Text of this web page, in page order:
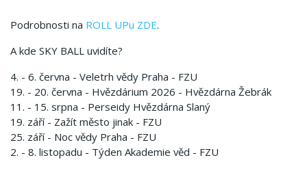
Podrobnosti na ROLL UPu ZDE.
A kde SKY BALL uvidíte?
4. - 6. června - Veletrh vědy Praha - FZU
19. - 20. června - Hvězdárium 2026 - Hvězdárna Žebrák
11. - 15. srpna - Perseidy Hvězdárna Slaný
19. září - Zažít město jinak - FZU
25. září - Noc vědy Praha - FZU
2. - 8. listopadu - Týden Akademie věd - FZU